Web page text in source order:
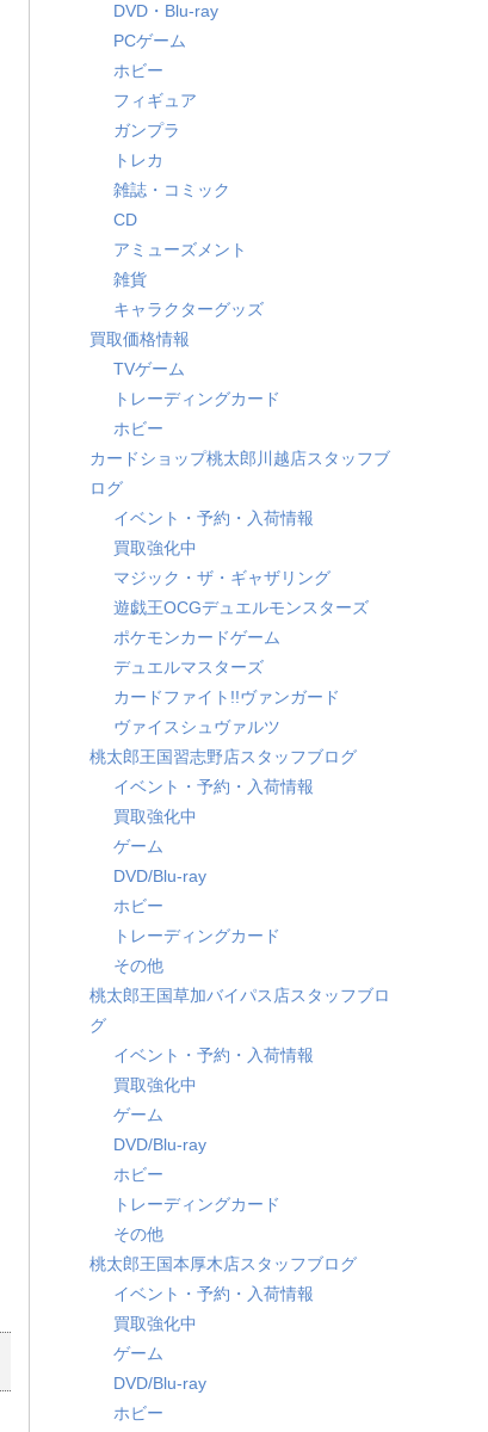
DVD・Blu-ray
PCゲーム
ホビー
フィギュア
ガンプラ
トレカ
雑誌・コミック
CD
アミューズメント
雑貨
キャラクターグッズ
買取価格情報
TVゲーム
トレーディングカード
ホビー
カードショップ桃太郎川越店スタッフブ
ログ
イベント・予約・入荷情報
買取強化中
マジック・ザ・ギャザリング
遊戯王OCGデュエルモンスターズ
ポケモンカードゲーム
デュエルマスターズ
カードファイト!!ヴァンガード
ヴァイスシュヴァルツ
桃太郎王国習志野店スタッフブログ
イベント・予約・入荷情報
買取強化中
ゲーム
DVD/Blu-ray
ホビー
トレーディングカード
その他
桃太郎王国草加バイパス店スタッフブロ
グ
イベント・予約・入荷情報
買取強化中
ゲーム
DVD/Blu-ray
ホビー
トレーディングカード
その他
桃太郎王国本厚木店スタッフブログ
イベント・予約・入荷情報
買取強化中
ゲーム
DVD/Blu-ray
ホビー